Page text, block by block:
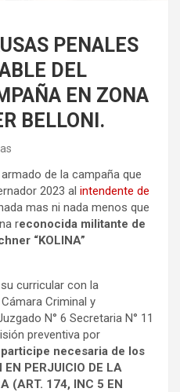
PENALES
DEL
EN ZONA
BELLONI.
de la campaña que
2023 al intendente de
mas ni nada menos que
reconocida militante de
“KOLINA”
curricular con la
Criminal y
N° 6 Secretaria N° 11
preventiva por
necesaria de los
PERJUICIO DE LA
(ART. 174, INC 5 EN